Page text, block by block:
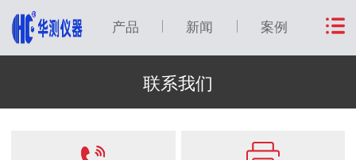
产品 新闻 案例
联系我们